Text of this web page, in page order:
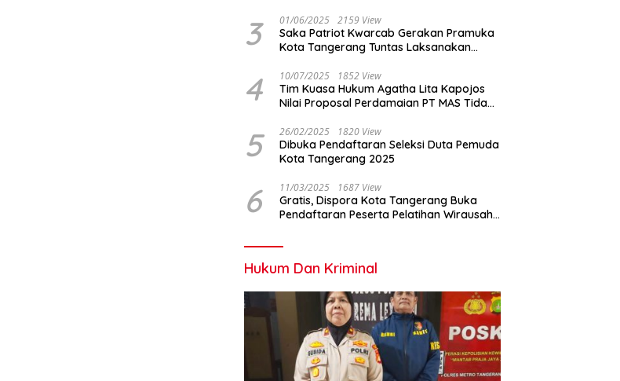
3 01/06/2025 2159 View
Saka Patriot Kwarcab Gerakan Pramuka
Kota Tangerang Tuntas Laksanakan
4 10/07/2025 1852 View
Tim Kuasa Hukum Agatha Lita Kapojos
Nilai Proposal Perdamaian PT MAS Tidak
5 26/02/2025 1820 View
Dibuka Pendaftaran Seleksi Duta Pemuda
Kota Tangerang 2025
6 11/03/2025 1687 View
Gratis, Dispora Kota Tangerang Buka
Pendaftaran Peserta Pelatihan Wirausaha
Hukum Dan Kriminal